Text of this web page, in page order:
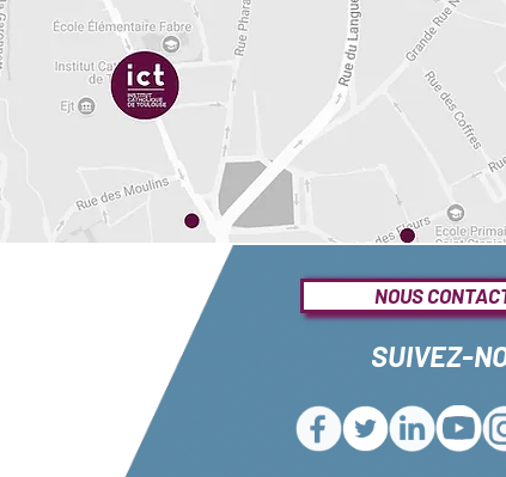
NOUS
SUIVEZ-